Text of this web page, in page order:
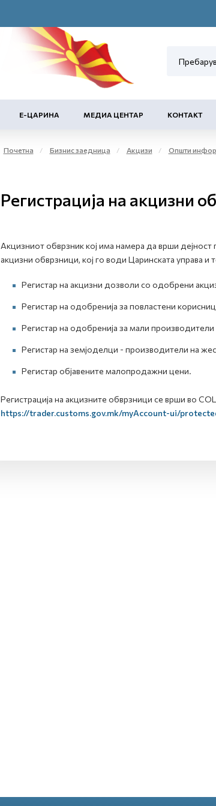
Е-ЦАРИНА МЕДИА ЦЕНТАР КОНТАКТ
Почетна Бизнис заедница Акцизи Општи
Регистрација на акцизни
Акцизниот обврзник кој има намера да врши
акцизни обврзници, кој го води Царинската управа и
Регистар на акцизни дозволи со одобрени
Регистар на одобренија за повластени
Регистар на одобренија за мали
Регистар на земјоделци - производители на
Регистар објавените малопродажни цени.
Регистрација на акцизните обврзници се врши во
https://trader.customs.gov.mk/myAccount-ui/